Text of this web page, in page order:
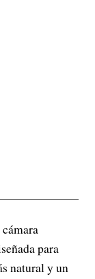
para
natural y un